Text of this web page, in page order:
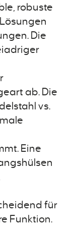
robuste
Die
ab. Die
vs.
Eine
für
Funktion.